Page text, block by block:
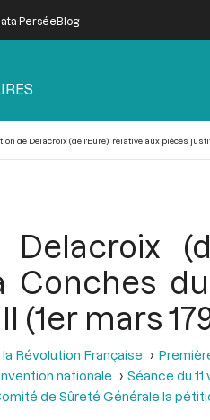
PerséeBlog
de Delacroix (de l'Eure), relative aux pièces
Delacroix
Conches
(1er mars
Révolution Française
nationale
Séance du 11
de Sûreté Générale la